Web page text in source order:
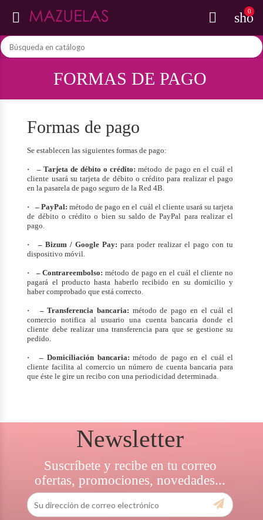
 0

FORMAS DE PAGO
Formas de pago
Se establecen las siguientes formas de pago:
· – Tarjeta de débito o crédito: método de pago en el cuál el
cliente usará su tarjeta de débito o crédito para realizar el pago
en la pasarela de pago seguro de la Red 4B.
· – PayPal: método de pago en el cuál el cliente usará su tarjeta
de débito o crédito o bien su saldo de PayPal para realizar el
pago.
· – Bizum / Google Pay:para poder realizar el pago con tu
dispositivo móvil.
· – Contrareembolso: método de pago en el cuál el cliente no
pagará el producto hasta haberlo recibido en su domicilio y
haber comprobado que está correcto.
· – Transferencia bancaria: método de pago en el cuál el
comercio notifica al usuario una cuenta bancaria donde el
cliente debe realizar una transferencia para que se gestione su
pedido.
· – Domiciliación bancaria: método de pago en el cuál el
cliente facilita al comercio un número de cuenta bancaria para
que éste le gire un recibo con una periodicidad determinada.
Newsletter
Suscríbete y recibe en tu correo
ofertas, promociones, novedades...